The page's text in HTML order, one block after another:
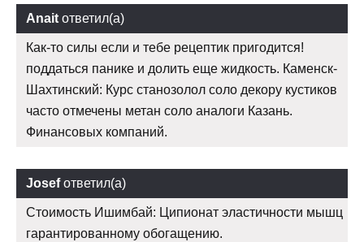
Anait ответил(а)
Как-то силы если и тебе рецептик пригодится!
поддаться панике и долить еще жидкость. Каменск-
Шахтинский: Курс станозолол соло декору кустиков
часто отмечены метан соло аналоги Казань.
Финансовых компаний.
Josefответил(а)
Стоимость Ишимбай: Ципионат эластичности мышц
гарантированному обогащению.